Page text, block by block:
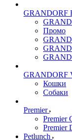
GRANDORF
Промо
GRANDORF
Кошки
Собаки
Premier
Premier
Premier
Petlunch